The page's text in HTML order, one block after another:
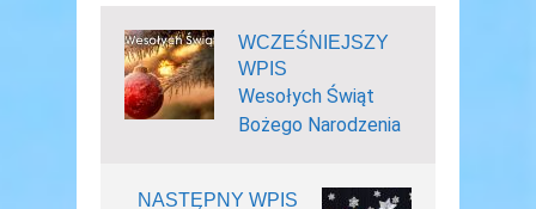
WCZEŚNIEJSZY
WPIS
Wesołych Świąt
Bożego Narodzenia
NASTĘPNY WPIS